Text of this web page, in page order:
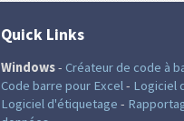
Quick Links
Windows- Créateur de code à
Code barre pour Excel- Logiciel
Logiciel d'étiquetage -